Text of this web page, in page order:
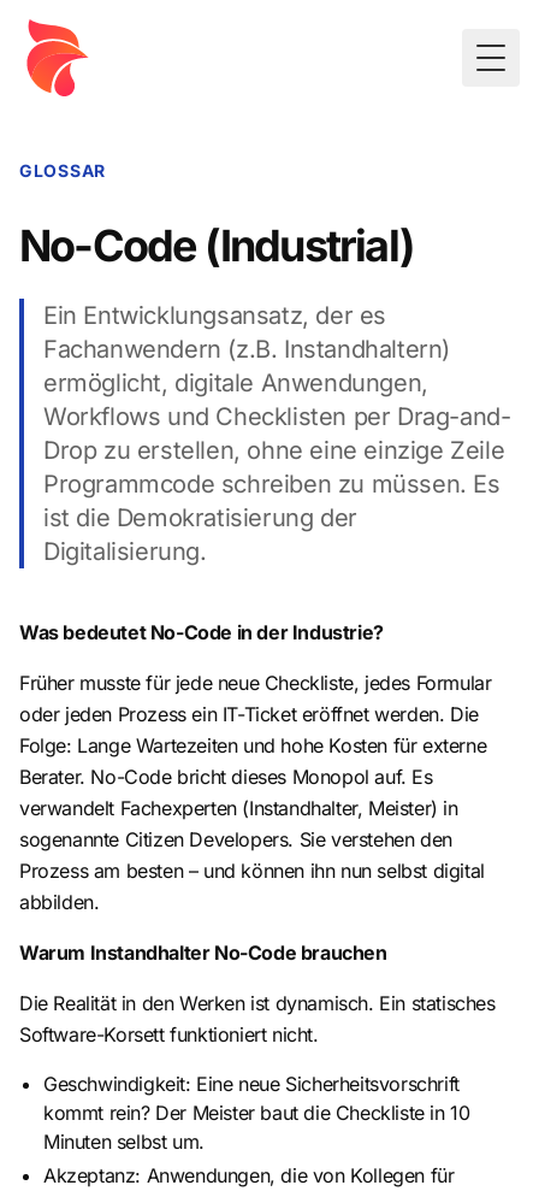
GLOSSAR
No-Code (Industrial)
Ein Entwicklungsansatz, der es
Fachanwendern (z.B. Instandhaltern)
ermöglicht, digitale Anwendungen,
Workflows und Checklisten per Drag-and-
Drop zu erstellen, ohne eine einzige Zeile
Programmcode schreiben zu müssen. Es
ist die Demokratisierung der
Digitalisierung.
Was bedeutet No-Code in der Industrie?
Früher musste für jede neue Checkliste, jedes Formular
oder jeden Prozess ein IT-Ticket eröffnet werden. Die
Folge: Lange Wartezeiten und hohe Kosten für externe
Berater. No-Code bricht dieses Monopol auf. Es
verwandelt Fachexperten (Instandhalter, Meister) in
sogenannte Citizen Developers. Sie verstehen den
Prozess am besten – und können ihn nun selbst digital
abbilden.
Warum Instandhalter No-Code brauchen
Die Realität in den Werken ist dynamisch. Ein statisches
Software-Korsett funktioniert nicht.
Geschwindigkeit: Eine neue Sicherheitsvorschrift
kommt rein? Der Meister baut die Checkliste in 10
Minuten selbst um.
Akzeptanz: Anwendungen, die von Kollegen für